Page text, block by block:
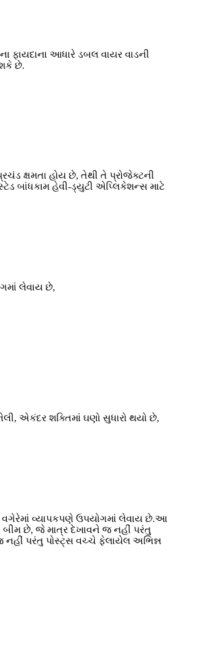
ફાયદાના આધારે ડબલ વાયર વાડની
છે.
ક્ષમતા હોય છે, તેથી તે પ્રોજેક્ટની
બાંધકામ હેવી-ડ્યુટી એપ્લિકેશન્સ માટે
લેવાય છે,
એકંદર શક્તિમાં ઘણો સુધારો થયો છે,
વ્યાપકપણે ઉપયોગમાં લેવાય છે.આ
છે, જે માત્ર દેખાવને જ નહીં પરંતુ
નહીં પરંતુ પોસ્ટ્સ વચ્ચે ફેલાયેલ અભિન્ન